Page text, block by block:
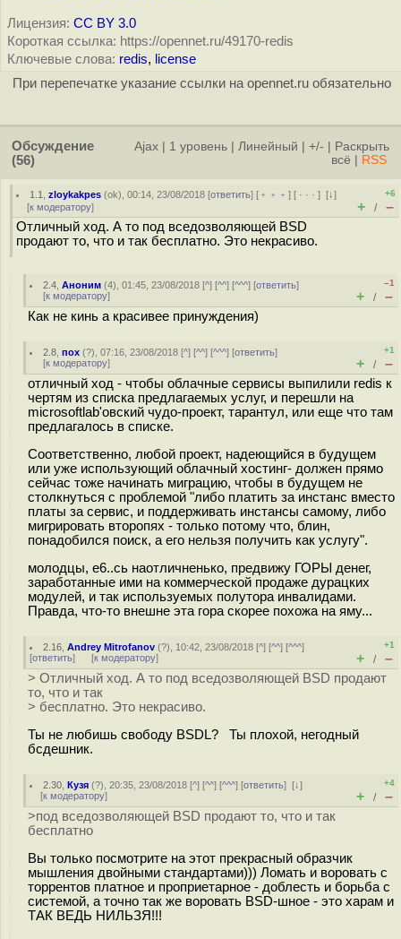
Лицензия: CC BY 3.0
Короткая ссылка: https://opennet.ru/49170-redis
Ключевые слова: redis, license
При перепечатке указание ссылки на opennet.ru обязательно
Обсуждение
(56)
Ajax 1 уровень Линейный +/-
Раскрыть
всё
RSS
1.1 ,zloykakpes (ok), 00:14, 23/08/2018 [ответить] [ ﹢﹢﹢] [ · · ·][↓]
[к модератору]
+6
+ / –
Отличный ход. А то под вседозволяющей BSD
продают то, что и так бесплатно. Это некрасиво.
2.4 ,Аноним (4), 01:45, 23/08/2018 [^] [^^] [^^^] [ответить]
[к модератору]
–1
+ / –
Как не кинь а красивее принуждения)
2.8 ,пох (?), 07:16, 23/08/2018 [^] [^^] [^^^] [ответить]
[к модератору]
+1
+ / –
отличный ход - чтобы облачные сервисы выпилили redis к
чертям из списка предлагаемых услуг, и перешли на
microsoftlab'овский чудо-проект, тарантул, или еще что там
предлагалось в списке.
Соответственно, любой проект, надеющийся в будущем
или уже использующий облачный хостинг- должен прямо
сейчас тоже начинать миграцию, чтобы в будущем не
столкнуться с проблемой "либо платить за инстанс вместо
платы за сервис, и поддерживать инстансы самому, либо
мигрировать второпях - только потому что, блин,
понадобился поиск, а его нельзя получить как услугу".
молодцы, е6..сь наотличненько, предвижу ГОРЫ денег,
заработанные ими на коммерческой продаже дурацких
модулей, и так используемых полутора инвалидами.
Правда, что-то внешне эта гора скорее похожа на яму...
2.16 ,Andrey Mitrofanov (?), 10:42, 23/08/2018 [^] [^^] [^^^]
[ответить] [к модератору]
+1
+ / –
> Отличный ход. А то под вседозволяющей BSD продают
то, что и так
> бесплатно. Это некрасиво.
Ты не любишь свободу BSDL? Ты плохой, негодный
бсдешник.
2.30 ,Кузя (?), 20:35, 23/08/2018 [^] [^^] [^^^] [ответить][↓]
[к модератору]
+4
+ / –
>под вседозволяющей BSD продают то, что и так
бесплатно
Вы только посмотрите на этот прекрасный образчик
мышления двойными стандартами))) Ломать и воровать с
торрентов платное и проприетарное - доблесть и борьба с
системой, а точно так же воровать BSD-шное - это харам и
ТАК ВЕДЬ НИЛЬЗЯ!!!